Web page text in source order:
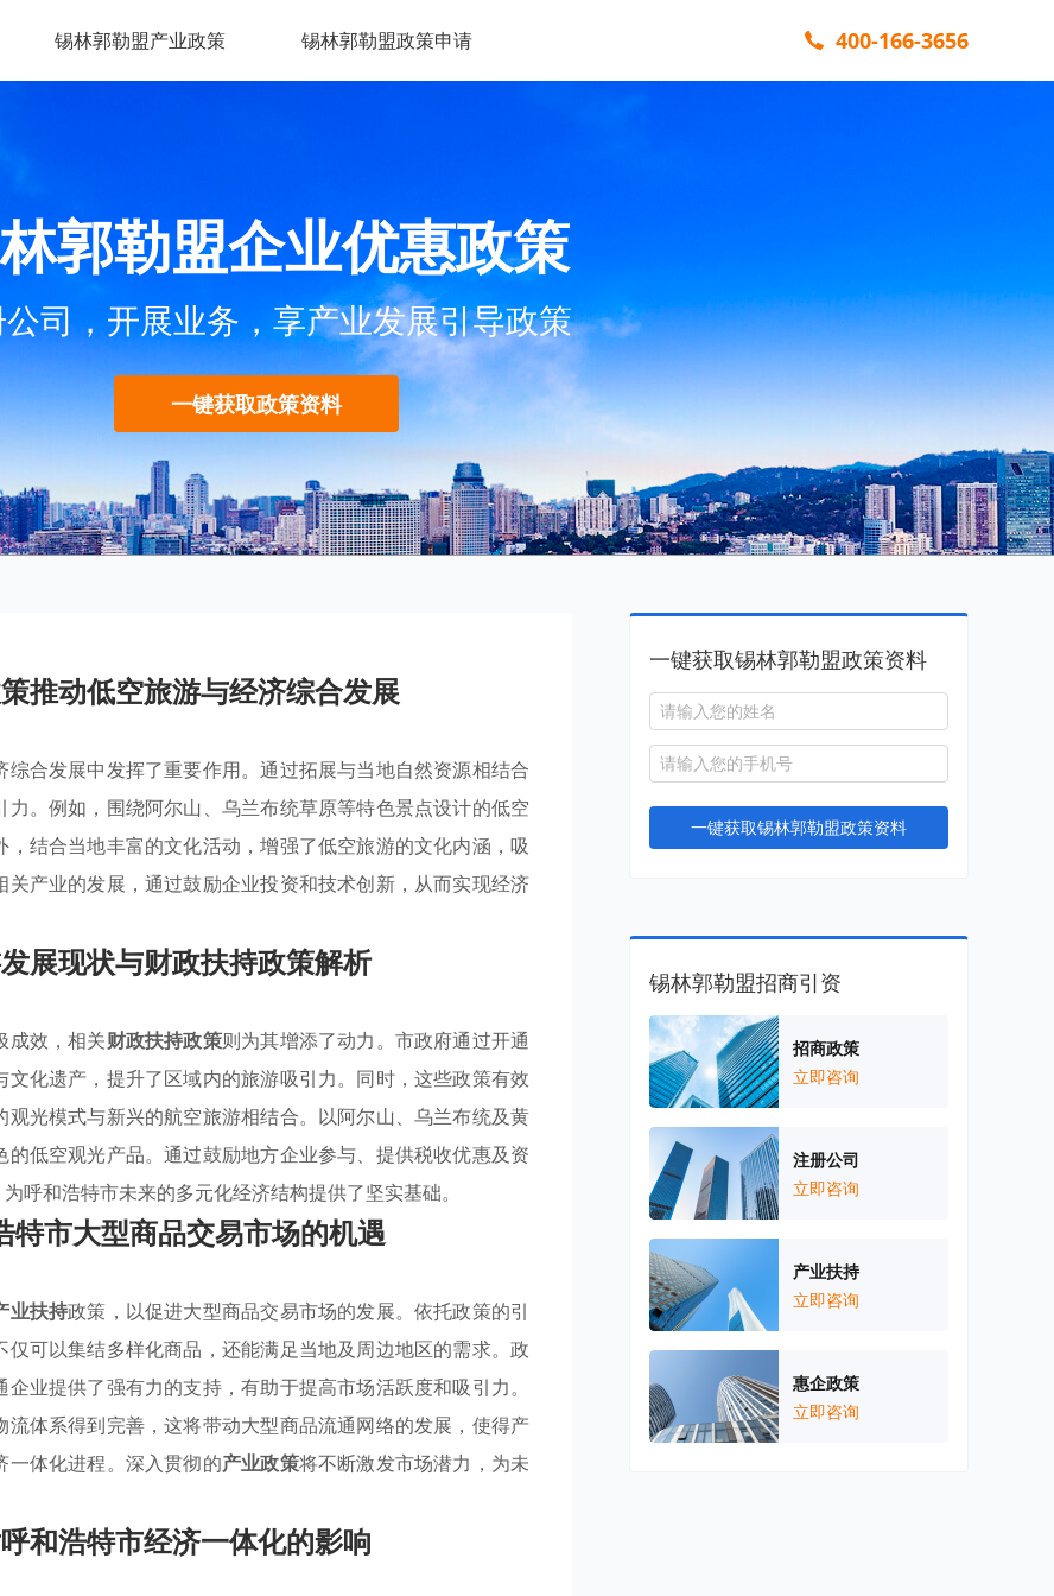
锡林郭勒盟产业政策 锡林郭勒盟政策申请 400-166-3656
郭勒盟企业优惠政策
司，开展业务，享产业发展引导政策
一键获取政策资料
推动低空旅游与经济综合发展
综合发展中发挥了重要作用。通过拓展与当地自然资源相结合
。例如，围绕阿尔山、乌兰布统草原等特色景点设计的低空
结合当地丰富的文化活动，增强了低空旅游的文化内涵，吸
产业的发展，通过鼓励企业投资和技术创新，从而实现经济
展现状与财政扶持政策解析
成效，相关财政扶持政策则为其增添了动力。市政府通过开通
文化遗产，提升了区域内的旅游吸引力。同时，这些政策有效
观光模式与新兴的航空旅游相结合。以阿尔山、乌兰布统及黄
低空观光产品。通过鼓励地方企业参与、提供税收优惠及资
呼和浩特市未来的多元化经济结构提供了坚实基础。
特市大型商品交易市场的机遇
业扶持政策，以促进大型商品交易市场的发展。依托政策的引
可以集结多样化商品，还能满足当地及周边地区的需求。政
业提供了强有力的支持，有助于提高市场活跃度和吸引力。
体系得到完善，这将带动大型商品流通网络的发展，使得产
一体化进程。深入贯彻的产业政策将不断激发市场潜力，为未
和浩特市经济一体化的影响
一键获取锡林郭勒盟政策资料
一键获取锡林郭勒盟政策资料
锡林郭勒盟招商引资
招商政策
立即咨询
注册公司
立即咨询
产业扶持
立即咨询
惠企政策
立即咨询